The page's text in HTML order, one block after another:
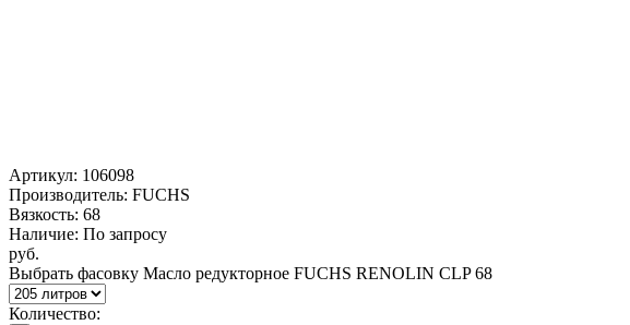
Артикул: 106098
Производитель: FUCHS
Вязкость: 68
Наличие: По запросу
руб.
Выбрать фасовку Масло редукторное FUCHS RENOLIN CLP 68
Количество: